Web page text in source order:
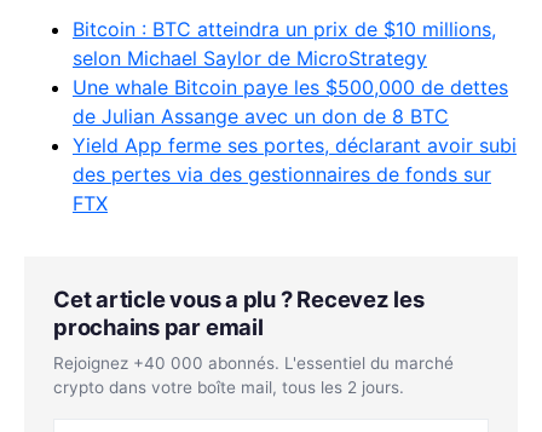
Bitcoin : BTC atteindra un prix de $10 millions,
selon Michael Saylor de MicroStrategy
Une whale Bitcoin paye les $500,000 de dettes
de Julian Assange avec un don de 8 BTC
Yield App ferme ses portes, déclarant avoir subi
des pertes via des gestionnaires de fonds sur
FTX
Cet article vous a plu ? Recevez les
prochains par email
Rejoignez +40 000 abonnés. L'essentiel du marché
crypto dans votre boîte mail, tous les 2 jours.